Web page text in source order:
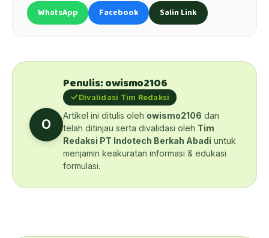
WhatsApp Facebook Salin Link
O
Penulis: owismo2106
Divalidasi Tim Redaksi
Artikel ini ditulis oleh owismo2106 dan
telah ditinjau serta divalidasi oleh Tim
Redaksi PT Indotech Berkah Abadi untuk
menjamin keakuratan informasi & edukasi
formulasi.